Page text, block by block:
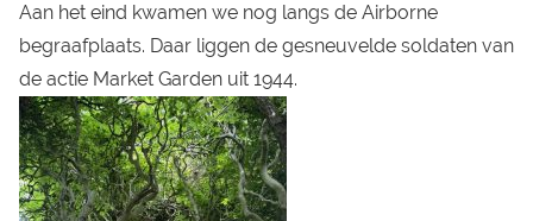
Aan het eind kwamen we nog langs de Airborne
begraafplaats. Daar liggen de gesneuvelde soldaten van
de actie Market Garden uit 1944.